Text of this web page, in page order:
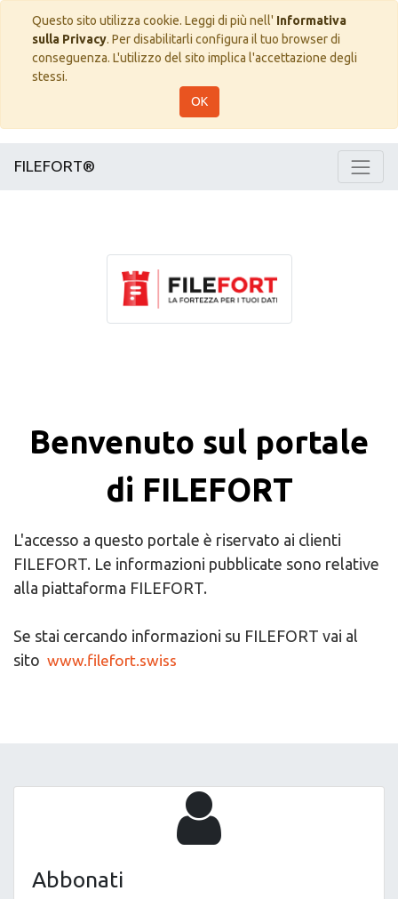
Questo sito utilizza cookie. Leggi di più nell' Informativa
sulla Privacy. Per disabilitarli configura il tuo browser di
conseguenza. L'utilizzo del sito implica l'accettazione degli
stessi.
OK
FILEFORT®
Benvenuto sul portale
di FILEFORT
L'accesso a questo portale è riservato ai clienti
FILEFORT. Le informazioni pubblicate sono relative
alla piattaforma FILEFORT.
Se stai cercando informazioni su FILEFORT vai al
sito www.filefort.swiss
Abbonati